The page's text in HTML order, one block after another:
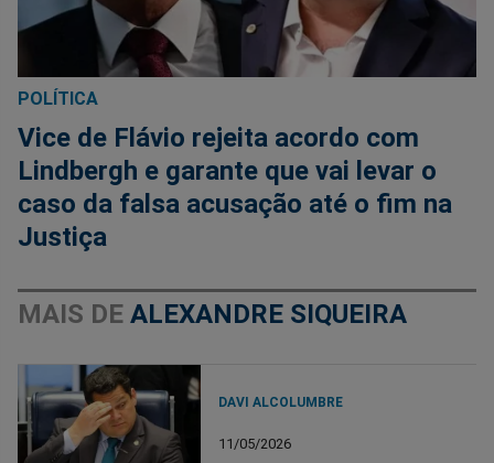
POLÍTICA
Vice de Flávio rejeita acordo com
Lindbergh e garante que vai levar o
caso da falsa acusação até o fim na
Justiça
MAIS DE ALEXANDRE SIQUEIRA
DAVI ALCOLUMBRE
11/05/2026